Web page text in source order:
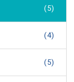
(5)
(4)
(5)